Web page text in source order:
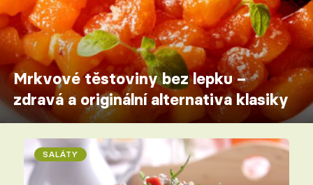
Mrkvové těstoviny bez lepku –
zdravá a originální alternativa klasiky
SALÁTY